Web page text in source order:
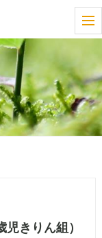
t
o
e
n
a
v
g
a
きりん組）